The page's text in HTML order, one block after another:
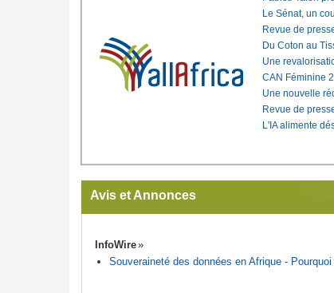
Le Sénat, un
Revue de
Du Coton au
Une
CAN Féminine
Une nouvelle
Revue de
L'IA alimente
Avis et Annonces
InfoWire
Souveraineté des données en Afrique -